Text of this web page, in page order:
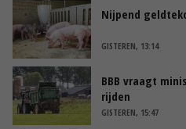
Nijpend
GISTEREN, 13:14
BBB vraagt
rijden
GISTEREN, 15:47